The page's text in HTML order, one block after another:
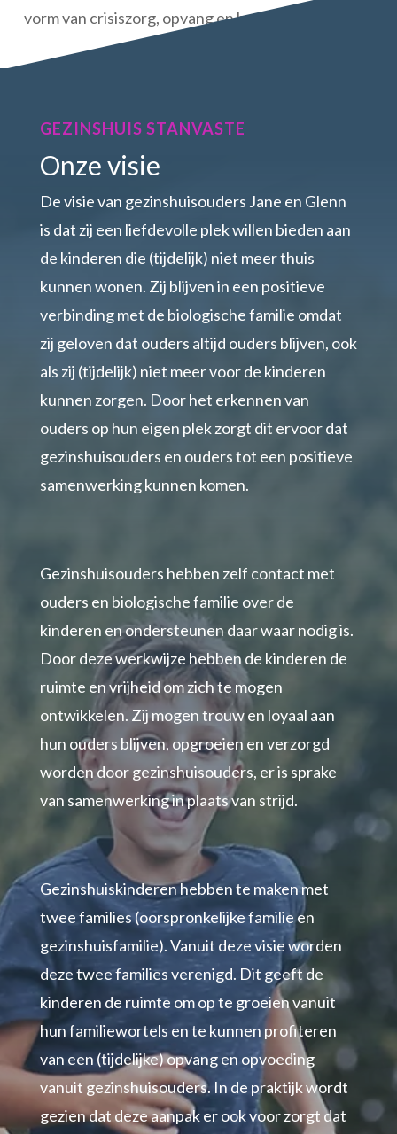
vorm van crisiszorg, opvang en begeleiding.
GEZINSHUIS STANVASTE
Onze visie
De visie van gezinshuisouders Jane en Glenn
is dat zij een liefdevolle plek willen bieden aan
de kinderen die (tijdelijk) niet meer thuis
kunnen wonen. Zij blijven in een positieve
verbinding met de biologische familie omdat
zij geloven dat ouders altijd ouders blijven, ook
als zij (tijdelijk) niet meer voor de kinderen
kunnen zorgen. Door het erkennen van
ouders op hun eigen plek zorgt dit ervoor dat
gezinshuisouders en ouders tot een positieve
samenwerking kunnen komen.
Gezinshuisouders hebben zelf contact met
ouders en biologische familie over de
kinderen en ondersteunen daar waar nodig is.
Door deze werkwijze hebben de kinderen de
ruimte en vrijheid om zich te mogen
ontwikkelen. Zij mogen trouw en loyaal aan
hun ouders blijven, opgroeien en verzorgd
worden door gezinshuisouders, er is sprake
van samenwerking in plaats van strijd.
Gezinshuiskinderen hebben te maken met
twee families (oorspronkelijke familie en
gezinshuisfamilie). Vanuit deze visie worden
deze twee families verenigd. Dit geeft de
kinderen de ruimte om op te groeien vanuit
hun familiewortels en te kunnen profiteren
van een (tijdelijke) opvang en opvoeding
vanuit gezinshuisouders. In de praktijk wordt
gezien dat deze aanpak er ook voor zorgt dat